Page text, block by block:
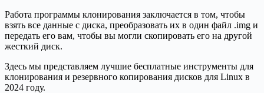
Работа программы клонирования заключается в том, чтобы
взять все данные с диска, преобразовать их в один файл .img и
передать его вам, чтобы вы могли скопировать его на другой
жесткий диск.
Здесь мы представляем лучшие бесплатные инструменты для
клонирования и резервного копирования дисков для Linux в
2024 году.